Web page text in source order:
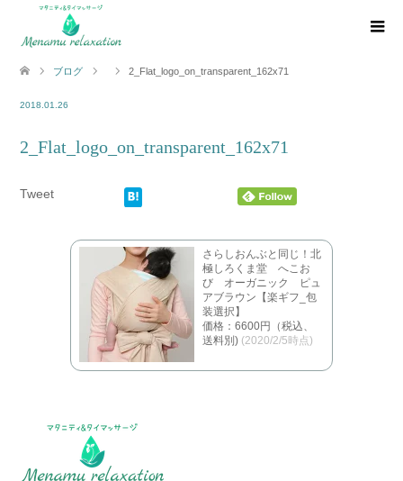
ブログ 2_Flat_logo_on_transparent_162x71
2018.01.26
2_Flat_logo_on_transparent_162x71
Tweet
さらしおんぶと同じ！北
極しろくま堂 へこお
び オーガニック ピュ
アブラウン【楽ギフ_包
装選択】
価格：6600円（税込、
送料別) (2020/2/5時点)